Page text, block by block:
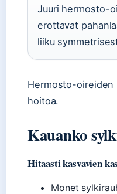
Juuri hermosto-
erottavat
liiku
Hermosto-oireiden
hoitoa.
Kauanko
Hitaasti kasvavien
Monet